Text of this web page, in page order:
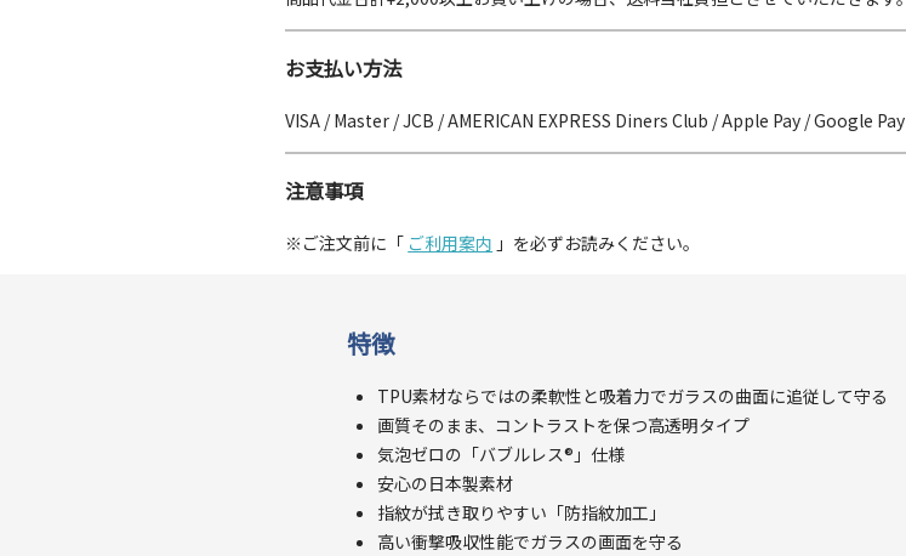
お支払い方法
VISA / Master / JCB / AMERICAN EXPRESS Diners Club / Apple Pay / Google Pay
注意事項
※ご注文前に「 ご利用案内 」を必ずお読みください。
特徴
TPU素材ならではの柔軟性と吸着力でガラスの曲面に追従して守る
画質そのまま、コントラストを保つ高透明タイプ
気泡ゼロの「バブルレス®」仕様
安心の日本製素材
指紋が拭き取りやすい「防指紋加工」
高い衝撃吸収性能でガラスの画面を守る